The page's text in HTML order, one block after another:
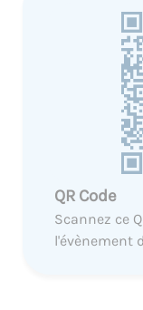
QR Code
Scannez ce
l'évènement